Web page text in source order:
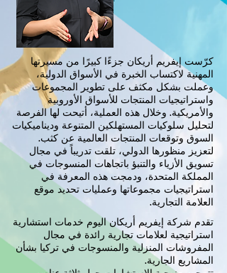
كرّست إيفريم أريكان جزءًا كبيرًا من مسيرتها
المهنية لاكتساب الخبرة في الأسواق الدولية،
وعملت بشكل مكثف على تطوير المجموعات
واستراتيجيات المنتجات للأسواق الأوروبية
والأمريكية. وخلال هذه العملية، أتيحت لها الفرصة
لتحليل سلوكيات المستهلكين المتنوعة وديناميكيات
السوق وتوقعات المنتجات العالمية عن كثب.
لتعزيز منظورها الدولي، تلقت تدريباً في مجال
تسويق الأزياء والتنبؤ باتجاهات المنسوجات في
المملكة المتحدة، ودمجت هذه المعرفة في
استراتيجيات مجموعاتها وعمليات تحديد موقع
العلامة التجارية.
تقدم شركة إيفريم أريكان اليوم خدمات استشارية
استراتيجية لعلامات تجارية رائدة في مجال
المفروشات المنزلية والمنسوجات في تركيا بشأن
المشاريع الجارية.